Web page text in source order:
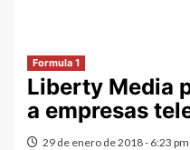
Formula 1
Liberty Media
a empresas
29 de enero de 2018 - 6:23 pm